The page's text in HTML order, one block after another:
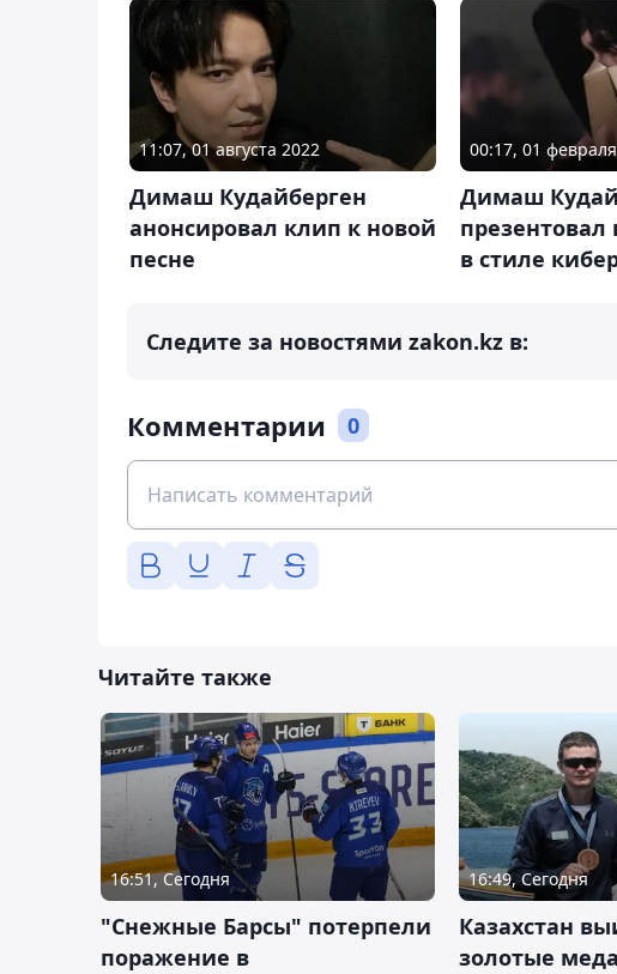
11:07, 01 августа 2022
Димаш Кудайберген
анонсировал клип к новой
песне
00:17, 01
Димаш
в стиле
Следите за новостями zakon.kz в:
Комментарии 0
Читайте также
16:51, Сегодня
"Снежные Барсы" потерпели
поражение в
16:49, Сегодня
Казахстан
золотые